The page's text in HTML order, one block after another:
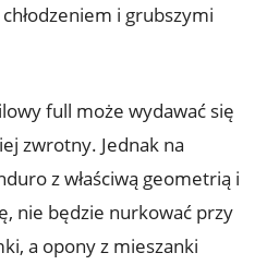
i grubszymi
full może wydawać się
zwrotny. Jednak na
z właściwą geometrią i
nie będzie nurkować przy
a opony z mieszanki